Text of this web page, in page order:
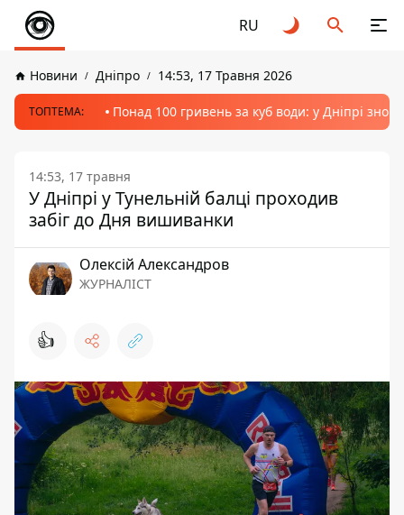
RU
Новини Дніпро 14:53, 17 Травня 2026
ТОПТЕМА: Понад 100 гривень за куб води: у Дніпрі
14:53, 17 травня
У Дніпрі у Тунельній балці проходив
забіг до Дня вишиванки
Олексій Александров
ЖУРНАЛІСТ
👍